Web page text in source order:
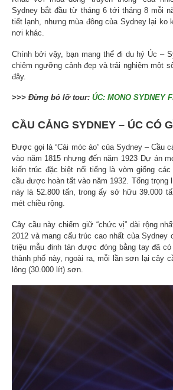
Sydney bắt đầu từ tháng 6 tới tháng 8 mỗi
tiết lạnh, nhưng mùa đông của Sydney lại ko
nơi khác.
Chính bởi vậy, bạn mang thể đi du hý Úc –
chiêm ngưỡng cảnh đẹp và trải nghiệm một
đây.
>>> Đừng bỏ lỡ tour: ÚC: MONO SYDNEY
CẦU CẢNG SYDNEY – ÚC CÓ
Được gọi là “Cái móc áo” của Sydney – Cầu
vào năm 1815 nhưng đến năm 1923 Dự án
kiến trúc đặc biệt nổi tiếng là vòm giống
cầu được hoàn tất vào năm 1932. Tổng trọng
này là 52.800 tấn, trong ấy sở hữu 39.000
mét chiều rộng.
Cây cầu này chiếm giữ “chức vị” dài rộng
2012 và mang cấu trúc cao nhất của Sydney
triệu mẫu đinh tán được đóng bằng tay đã
thành phố này, ngoài ra, mỗi lần sơn lại cây
lông (30.000 lít) sơn.